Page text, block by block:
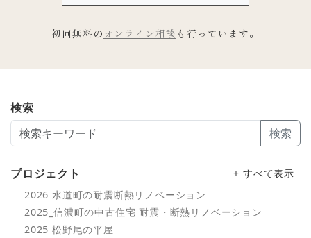
初回無料の オンライン相談 も行っています。
検索
検索
プロジェクト
+ すべて表示
2026 水道町の耐震断熱リノベーション
2025_信濃町の中古住宅 耐震・断熱リノベーション
2025 松野尾の平屋